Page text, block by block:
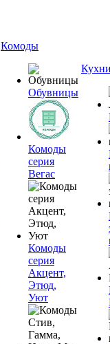
Комоды
Обувницы
Комоды
серия
Вегас
Комоды
серия
Акцент,
Этюд,
Уют